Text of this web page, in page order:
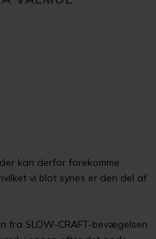
kan derfor forekomme
vi blot synes er den del af
fra SLOW-CRAFT-bevægelsen